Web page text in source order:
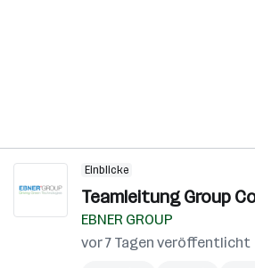
Einblicke
Teamleitung Group
EBNER GROUP
vor 7 Tagen veröffentlicht